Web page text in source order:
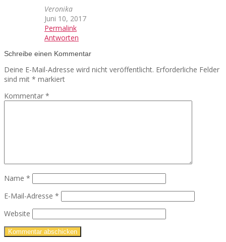
Veronika
Juni 10, 2017
Permalink
Antworten
Schreibe einen Kommentar
Deine E-Mail-Adresse wird nicht veröffentlicht. Erforderliche Felder
sind mit * markiert
Kommentar *
Name *
E-Mail-Adresse *
Website